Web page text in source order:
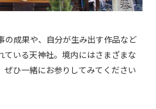
の成果や、自分が生み出す作品など
ている天神社。境内にはさまざまな
ぜひ一緒にお参りしてみてください